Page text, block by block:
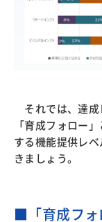
それでは、達成
「育成フォロー
する機能提供レ
きましょう。
■「育成フ